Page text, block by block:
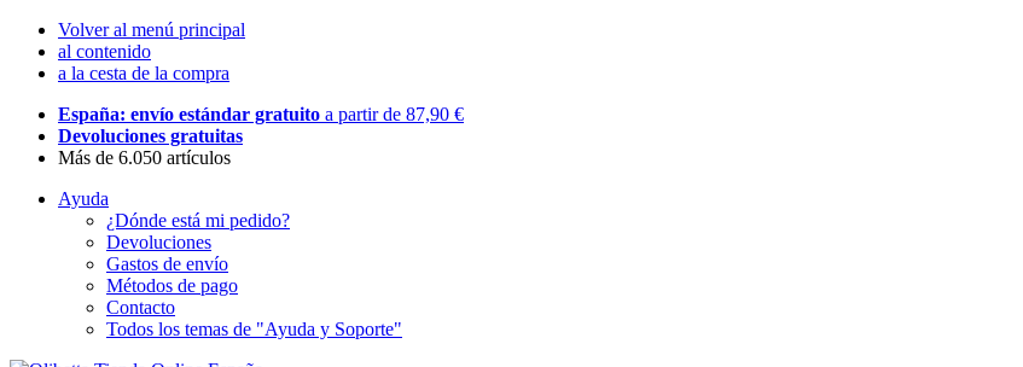
Volver al menú principal
al contenido
a la cesta de la compra
España: envío estándar gratuito a partir de 87,90 €
Devoluciones gratuitas
Más de 6.050 artículos
Ayuda
¿Dónde está mi pedido?
Devoluciones
Gastos de envío
Métodos de pago
Contacto
Todos los temas de "Ayuda y Soporte"